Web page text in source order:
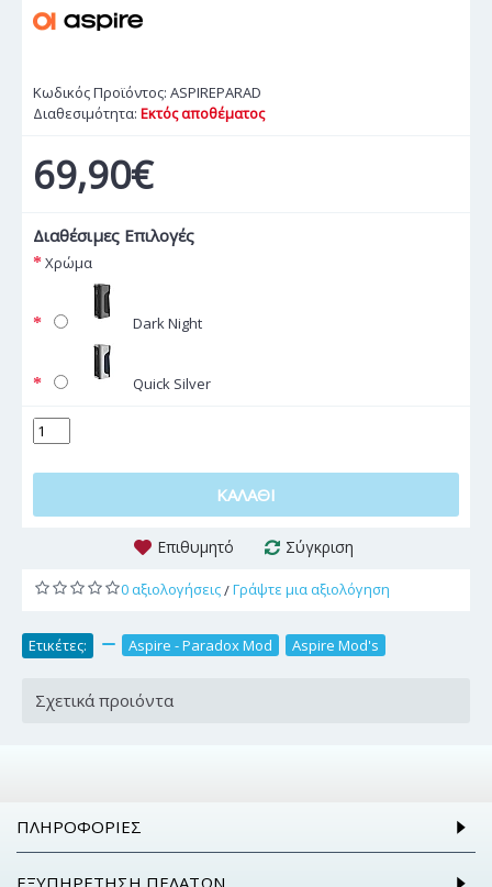
Κωδικός Προϊόντος: ASPIREPARAD
Διαθεσιμότητα: Εκτός αποθέματος
69,90€
Διαθέσιμες Επιλογές
Χρώμα
Dark Night
Quick Silver
ΚΑΛΆΘΙ
Επιθυμητό Σύγκριση
0 αξιολογήσεις/Γράψτε μια αξιολόγηση
Ετικέτες: Aspire - Paradox Mod Aspire Mod's
Σχετικά προιόντα
ΠΛΗΡΟΦΟΡΊΕΣ
ΕΞΥΠΗΡΈΤΗΣΗ ΠΕΛΑΤΏΝ